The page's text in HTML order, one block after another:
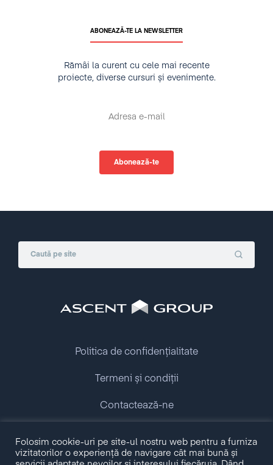
ABONEAZĂ-TE LA NEWSLETTER
Rămâi la curent cu cele mai recente
proiecte, diverse cursuri și evenimente.
Copyright © 2009 - 2026 Ascent Group.
All rights reserved.
Politica de confidențialitate
Termeni și condiții
Contactează-ne
Folosim cookie-uri pe site-ul nostru web pentru a furniza
vizitatorilor o experiență de navigare cât mai bună și